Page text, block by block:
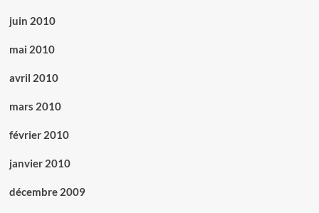
juin 2010
mai 2010
avril 2010
mars 2010
février 2010
janvier 2010
décembre 2009